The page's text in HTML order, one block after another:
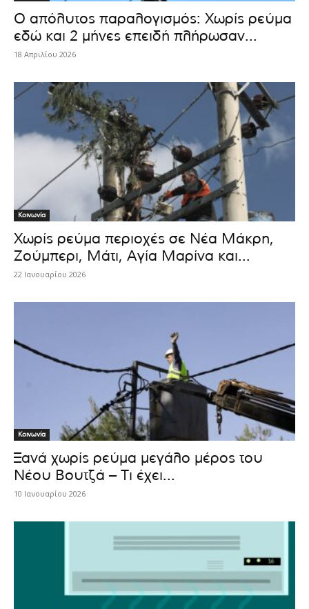
Ο απόλυτος παραλογισμός: Χωρίς ρεύμα
εδώ και 2 μήνες επειδή πλήρωσαν...
18 Απριλίου 2026
Κοινωνία
Χωρίς ρεύμα περιοχές σε Νέα Μάκρη,
Ζούμπερι, Μάτι, Αγία Μαρίνα και...
22 Ιανουαρίου 2026
Κοινωνία
Ξανά χωρίς ρεύμα μεγάλο μέρος του
Νέου Βουτζά – Τι έχει...
10 Ιανουαρίου 2026